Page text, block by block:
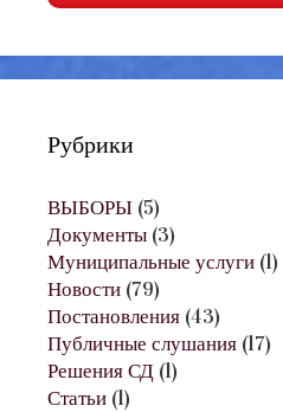
Рубрики
ВЫБОРЫ (5)
Документы (3)
Муниципальные услуги (1)
Новости (79)
Постановления (43)
Публичные слушания (17)
Решения СД (1)
Статьи (1)